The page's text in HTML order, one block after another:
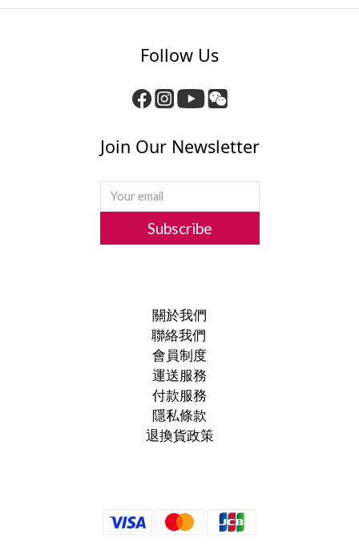
Follow Us
Join Our Newsletter
Subscribe
關於我們
聯絡我們
會員制度
運送服務
付款服務
隱私條款
退換貨政策